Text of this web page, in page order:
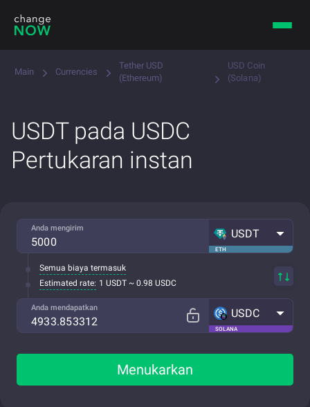
Main Currencies
Tether USD
(Ethereum)
USD Coin
(Solana)
USDT pada USDC
Pertukaran instan
Anda mengirim
ETH
USDT
Semua biaya termasuk
Estimated rate: 1 USDT ~ 0.98 USDC
Anda mendapatkan
SOLANA
USDC
Menukarkan